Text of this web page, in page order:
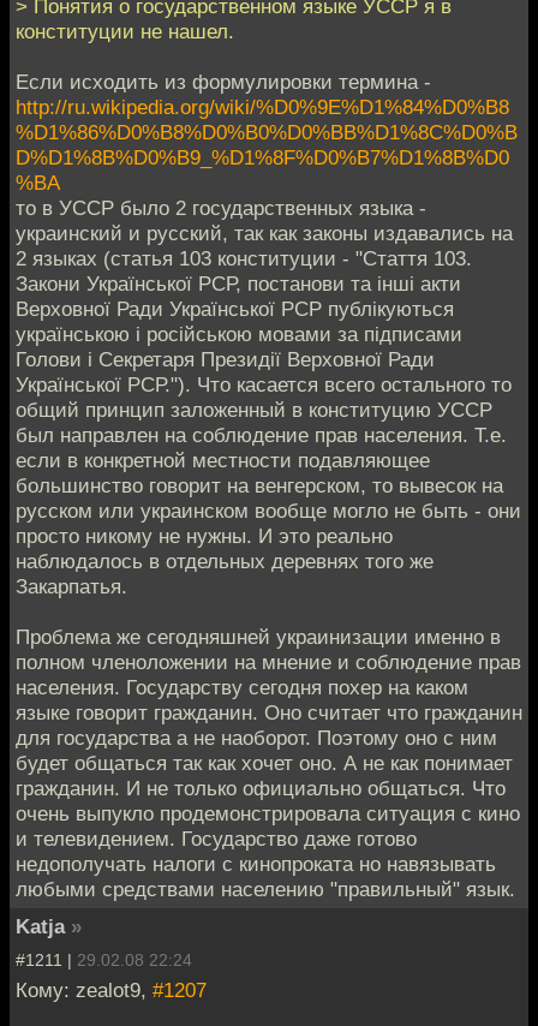
> Понятия о государственном языке УССР я в
конституции не нашел.
Если исходить из формулировки термина -
http://ru.wikipedia.org/wiki/%D0%9E%D1%84%D0%B8
%D1%86%D0%B8%D0%B0%D0%BB%D1%8C%D0%B
D%D1%8B%D0%B9_%D1%8F%D0%B7%D1%8B%D0
%BA
то в УССР было 2 государственных языка -
украинский и русский, так как законы издавались на
2 языках (статья 103 конституции - "Стаття 103.
Закони Української РСР, постанови та інші акти
Верховної Ради Української РСР публікуються
українською і російською мовами за підписами
Голови і Секретаря Президії Верховної Ради
Української РСР."). Что касается всего остального то
общий принцип заложенный в конституцию УССР
был направлен на соблюдение прав населения. Т.е.
если в конкретной местности подавляющее
большинство говорит на венгерском, то вывесок на
русском или украинском вообще могло не быть - они
просто никому не нужны. И это реально
наблюдалось в отдельных деревнях того же
Закарпатья.
Проблема же сегодняшней украинизации именно в
полном членоложении на мнение и соблюдение прав
населения. Государству сегодня похер на каком
языке говорит гражданин. Оно считает что гражданин
для государства а не наоборот. Поэтому оно с ним
будет общаться так как хочет оно. А не как понимает
гражданин. И не только официально общаться. Что
очень выпукло продемонстрировала ситуация с кино
и телевидением. Государство даже готово
недополучать налоги с кинопроката но навязывать
любыми средствами населению "правильный" язык.
Katja »
#1211 | 29.02.08 22:24
Кому: zealot9, #1207